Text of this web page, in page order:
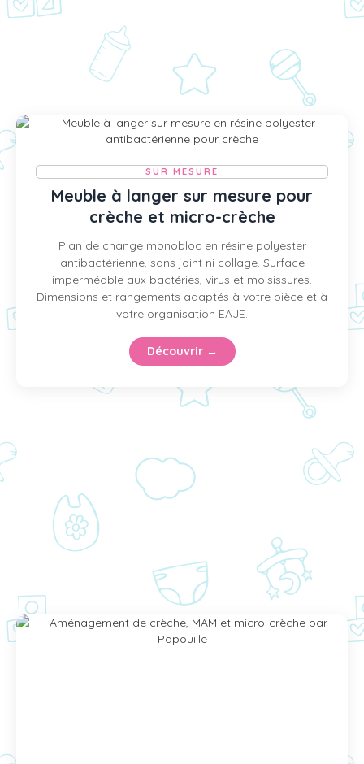
SUR MESURE
Meuble à langer sur mesure pour
crèche et micro-crèche
Plan de change monobloc en résine polyester
antibactérienne, sans joint ni collage. Surface
imperméable aux bactéries, virus et moisissures.
Dimensions et rangements adaptés à votre pièce et à
votre organisation EAJE.
Découvrir →